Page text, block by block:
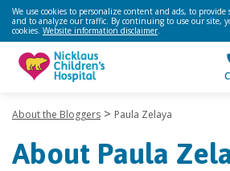
We use cookies to personalize content and ads, to provide
and to analyze our traffic. By continuing to use our site,
cookies. Website information disclaimer.
About the Bloggers > Paula Zelaya
About Paula